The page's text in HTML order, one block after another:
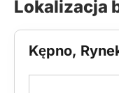
Lokalizacja
Kępno,